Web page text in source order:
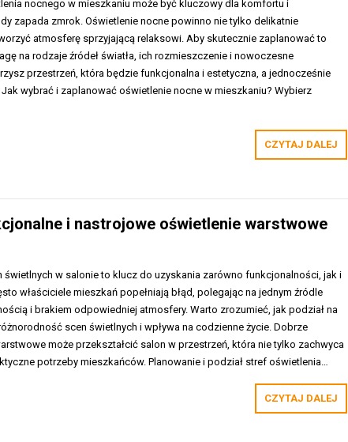
nocnego w mieszkaniu może być kluczowy dla komfortu i
zapada zmrok. Oświetlenie nocne powinno nie tylko delikatnie
atmosferę sprzyjającą relaksowi. Aby skutecznie zaplanować to
na rodzaje źródeł światła, ich rozmieszczenie i nowoczesne
przestrzeń, która będzie funkcjonalna i estetyczna, a jednocześnie
wybrać i zaplanować oświetlenie nocne w mieszkaniu? Wybierz
CZYTAJ DALEJ
i nastrojowe oświetlenie warstwowe
w salonie to klucz do uzyskania zarówno funkcjonalności, jak i
właściciele mieszkań popełniają błąd, polegając na jednym źródle
i brakiem odpowiedniej atmosfery. Warto zrozumieć, jak podział na
scen świetlnych i wpływa na codzienne życie. Dobrze
może przekształcić salon w przestrzeń, która nie tylko zachwyca
potrzeby mieszkańców. Planowanie i podział stref oświetlenia…
CZYTAJ DALEJ